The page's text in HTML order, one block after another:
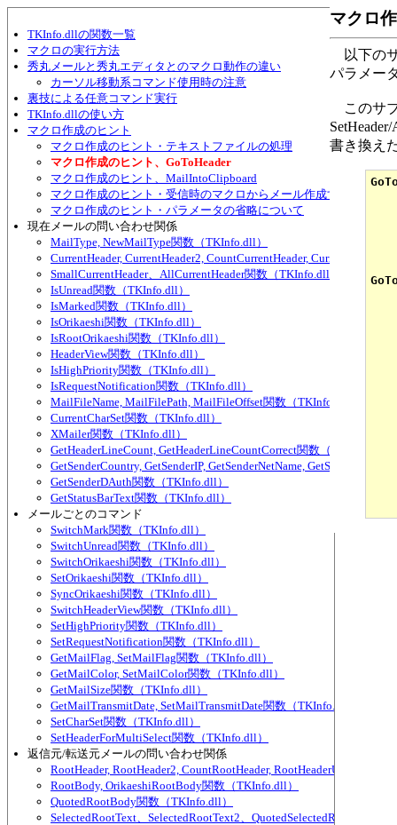
TKInfo.dllの関数一覧
マクロの実行方法
秀丸メールと秀丸エディタとのマクロ動作の違い
カーソル移動系コマンド使用時の注意
裏技による任意コマンド実行
TKInfo.dllの使い方
マクロ作成のヒント
マクロ作成のヒント・テキストファイルの処理
マクロ作成のヒント、GoToHeader
マクロ作成のヒント、MailIntoClipboard
マクロ作成のヒント・受信時のマクロからメール作成する
マクロ作成のヒント・パラメータの省略について
現在メールの問い合わせ関係
MailType, NewMailType関数（TKInfo.dll）
CurrentHeader, CurrentHeader2, CountCurrentHeader,
SmallCurrentHeader、AllCurrentHeader関数（TKInfo.dll）
IsUnread関数（TKInfo.dll）
IsMarked関数（TKInfo.dll）
IsOrikaeshi関数（TKInfo.dll）
IsRootOrikaeshi関数（TKInfo.dll）
HeaderView関数（TKInfo.dll）
IsHighPriority関数（TKInfo.dll）
IsRequestNotification関数（TKInfo.dll）
MailFileName, MailFilePath, MailFileOffset関数（TKInfo.dll）
CurrentCharSet関数（TKInfo.dll）
XMailer関数（TKInfo.dll）
GetHeaderLineCount, GetHeaderLineCountCorrect関数（TKInfo.dll）
GetSenderCountry, GetSenderIP, GetSenderNetName,
GetSenderDAuth関数（TKInfo.dll）
GetStatusBarText関数（TKInfo.dll）
メールごとのコマンド
SwitchMark関数（TKInfo.dll）
SwitchUnread関数（TKInfo.dll）
SwitchOrikaeshi関数（TKInfo.dll）
SetOrikaeshi関数（TKInfo.dll）
SyncOrikaeshi関数（TKInfo.dll）
SwitchHeaderView関数（TKInfo.dll）
SetHighPriority関数（TKInfo.dll）
SetRequestNotification関数（TKInfo.dll）
GetMailFlag, SetMailFlag関数（TKInfo.dll）
GetMailColor, SetMailColor関数（TKInfo.dll）
GetMailSize関数（TKInfo.dll）
GetMailTransmitDate, SetMailTransmitDate関数（TKInfo.dll）
SetCharSet関数（TKInfo.dll）
SetHeaderForMultiSelect関数（TKInfo.dll）
返信元/転送元メールの問い合わせ関係
RootHeader, RootHeader2, CountRootHeader, RootHeaderUnited関数
RootBody, OrikaeshiRootBody関数（TKInfo.dll）
QuotedRootBody関数（TKInfo.dll）
SelectedRootText、SelectedRootText2、QuotedSelectedRootText、
マクロ
以下の
パラメー
このサ
書き換え